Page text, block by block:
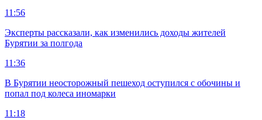
11:56
Эксперты рассказали, как изменились доходы жителей
Бурятии за полгода
11:36
В Бурятии неосторожный пешеход оступился с обочины и
попал под колеса иномарки
11:18